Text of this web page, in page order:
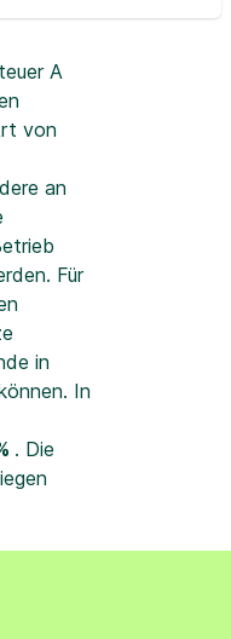
A
von
an
Für
in
In
. Die